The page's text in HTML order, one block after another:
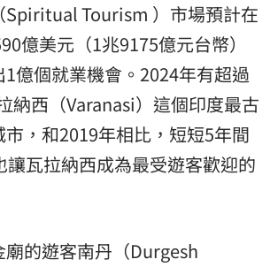
Spiritual Tourism ）市場預計在
億美元（1兆9175億元台幣）
億個就業機會。2024年有超過
納西（Varanasi）這個印度最古
，和2019年相比，短短5年間
讓瓦拉納西成為最受遊客歡迎的
的遊客南丹（Durgesh